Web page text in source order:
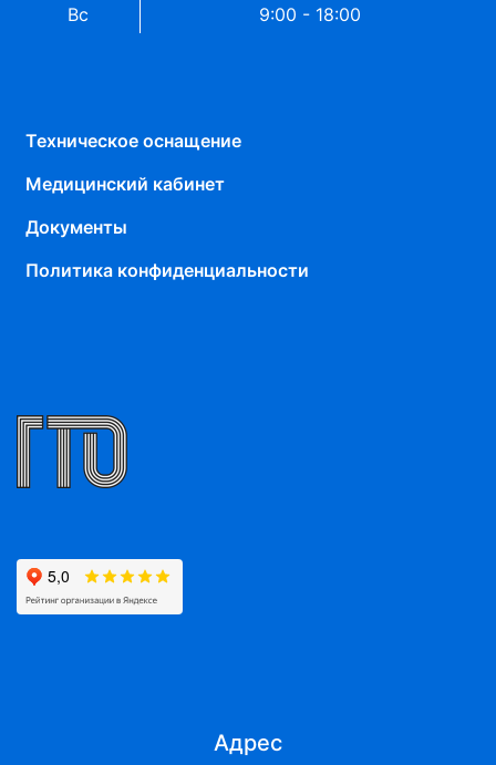
Вс
9:00 - 18:00
Техническое оснащение
Медицинский кабинет
Документы
Политика конфиденциальности
Адрес